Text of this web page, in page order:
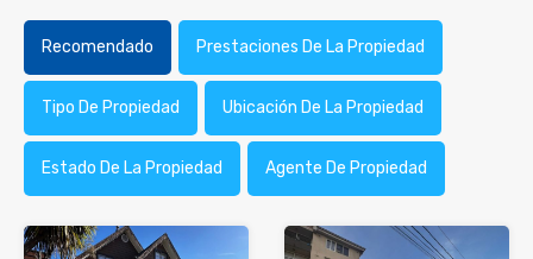
Recomendado Prestaciones De La Propiedad
Tipo De Propiedad Ubicación De La Propiedad
Estado De La Propiedad Agente De Propiedad